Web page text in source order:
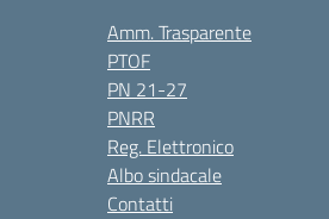
Amm. Trasparente
PTOF
PN 21-27
PNRR
Reg. Elettronico
Albo sindacale
Contatti